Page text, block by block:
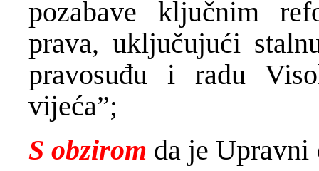
pozabave ključnim
prava, uključujući
pravosuđu i radu
vijeća”;
S obzirom da je Upravni